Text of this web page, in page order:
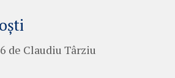
de Claudiu Târziu